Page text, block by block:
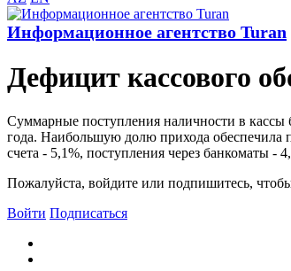
Информационное агентство Turan
Дефицит кассового
Суммарные поступления наличности в кассы
года. Наибольшую долю прихода обеспечила
счета - 5,1%, поступления через банкоматы -
Пожалуйста, войдите или подпишитесь,
Войти Подписаться